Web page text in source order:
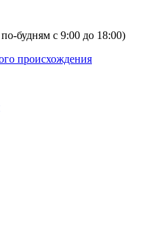
будням с 9:00 до 18:00)